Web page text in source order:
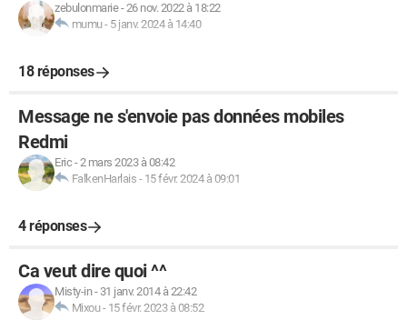
zebulonmarie-26 nov. 2022 à 18:22
mumu- 5 janv. 2024 à 14:40
18 réponses
Message ne s'envoie pas données mobiles
Redmi
Eric -2 mars 2023 à 08:42
FalkenHarlais - 15 févr. 2024 à 09:01
4 réponses
Ca veut dire quoi ^^
Misty-in- 31 janv. 2014 à 22:42
Mixou- 15 févr. 2023 à 08:52